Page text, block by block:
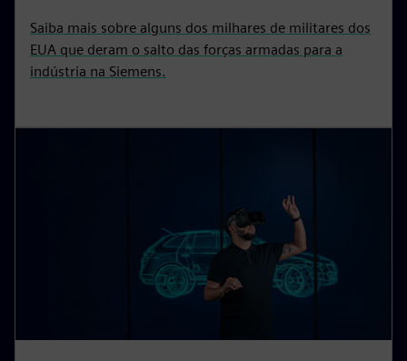
Saiba mais sobre alguns dos milhares de militares dos
EUA que deram o salto das forças armadas para a
indústria na Siemens.